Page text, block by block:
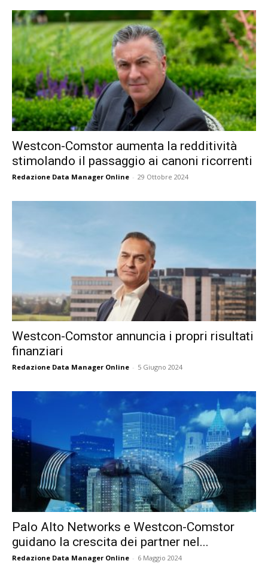
Westcon-Comstor aumenta la redditività
stimolando il passaggio ai canoni ricorrenti
Redazione Data Manager Online - 29 Ottobre 2024
Westcon-Comstor annuncia i propri risultati
finanziari
Redazione Data Manager Online - 5 Giugno 2024
Palo Alto Networks e Westcon-Comstor
guidano la crescita dei partner nel...
Redazione Data Manager Online - 6 Maggio 2024